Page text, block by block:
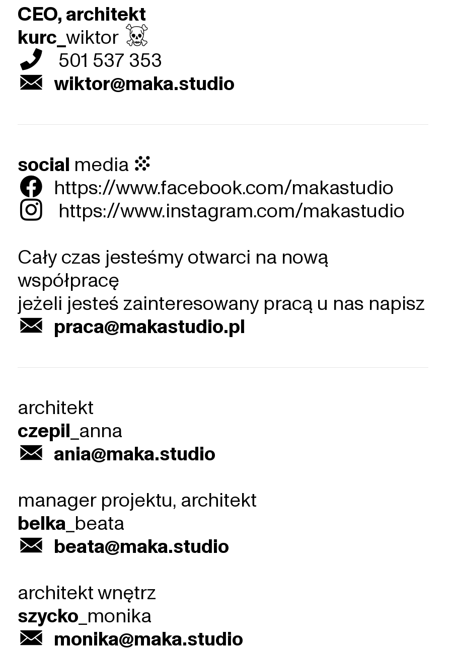
CEO, architekt
kurc_wiktor ︎
︎
501 537 353
︎wiktor@maka.studio
social media︎
︎ https://www.facebook.com/makastudio
︎ https://www.instagram.com/makastudio
Cały czas jesteśmy otwarci na nową
współpracę
jeżeli jesteś zainteresowany pracą u nas napisz
︎ praca@makastudio.pl
architekt
czepil_anna
︎ ania@maka.studio
manager projektu, architekt
belka_beata
︎ beata@maka.studio
architekt wnętrz
szycko_monika
︎ monika@maka.studio